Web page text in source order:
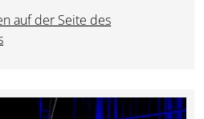
auf der Seite des